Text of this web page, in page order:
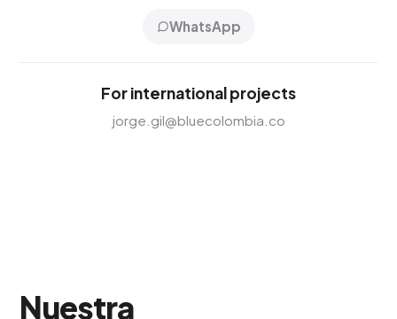
WhatsApp
For international projects
jorge.gil@bluecolombia.co
Nuestra